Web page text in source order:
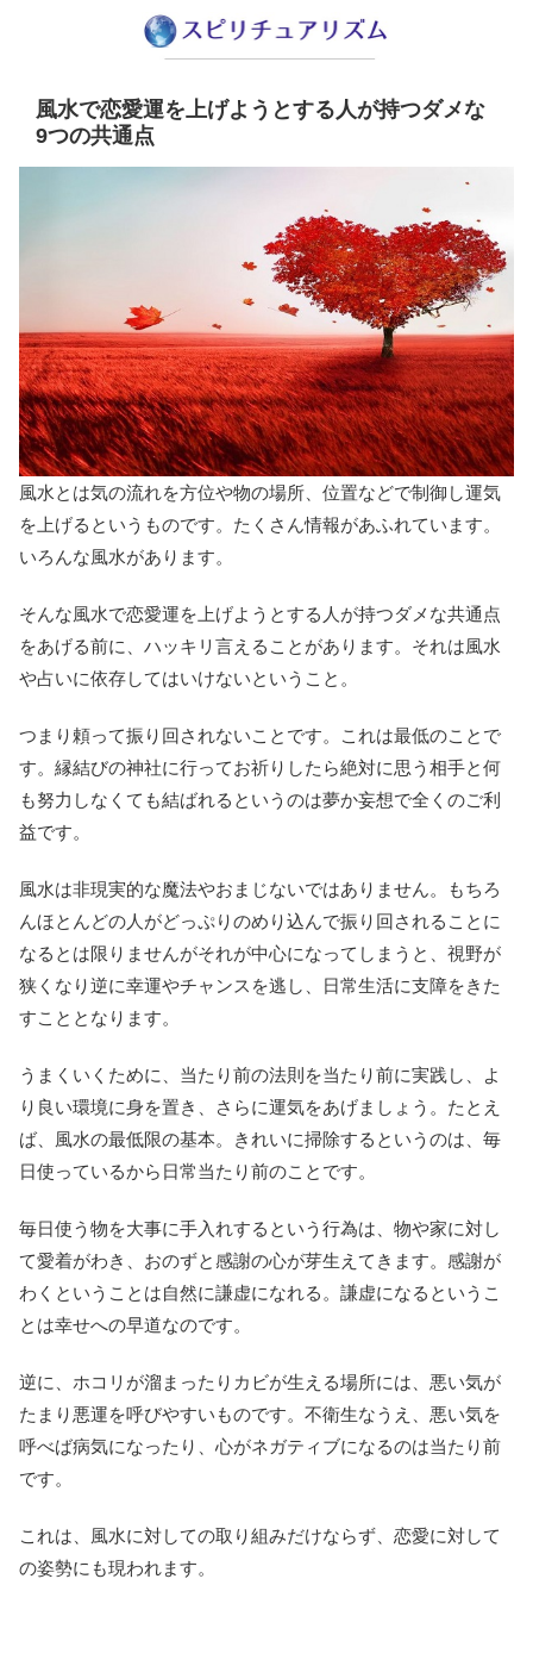
風水で恋愛運を上げようとする人が持つダメな
9つの共通点
風水とは気の流れを方位や物の場所、位置などで制御し運気
を上げるというものです。たくさん情報があふれています。
いろんな風水があります。
そんな風水で恋愛運を上げようとする人が持つダメな共通点
をあげる前に、ハッキリ言えることがあります。それは風水
や占いに依存してはいけないということ。
つまり頼って振り回されないことです。これは最低のことで
す。縁結びの神社に行ってお祈りしたら絶対に思う相手と何
も努力しなくても結ばれるというのは夢か妄想で全くのご利
益です。
風水は非現実的な魔法やおまじないではありません。もちろ
んほとんどの人がどっぷりのめり込んで振り回されることに
なるとは限りませんがそれが中心になってしまうと、視野が
狭くなり逆に幸運やチャンスを逃し、日常生活に支障をきた
すこととなります。
うまくいくために、当たり前の法則を当たり前に実践し、よ
り良い環境に身を置き、さらに運気をあげましょう。たとえ
ば、風水の最低限の基本。きれいに掃除するというのは、毎
日使っているから日常当たり前のことです。
毎日使う物を大事に手入れするという行為は、物や家に対し
て愛着がわき、おのずと感謝の心が芽生えてきます。感謝が
わくということは自然に謙虚になれる。謙虚になるというこ
とは幸せへの早道なのです。
逆に、ホコリが溜まったりカビが生える場所には、悪い気が
たまり悪運を呼びやすいものです。不衛生なうえ、悪い気を
呼べば病気になったり、心がネガティブになるのは当たり前
です。
これは、風水に対しての取り組みだけならず、恋愛に対して
の姿勢にも現われます。